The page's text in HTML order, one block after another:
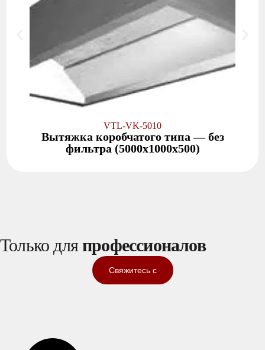
VTL-VK-5010
Вытяжка коробчатого типа — без
фильтра (5000x1000x500)
Только дляпрофессионалов
Свяжитесь с